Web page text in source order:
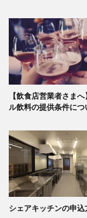
【飲食店営業者さま
ル飲料の提供条件につ
シェアキッチンの申